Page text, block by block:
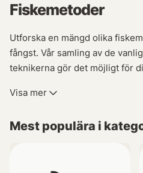
Fiskemetoder
Utforska en mängd olika
fångst. Vår samling av de
teknikerna gör det möjligt för
flugfiske, trolling eller ismete
och specialiserade metoder
Visa mer
Mest populära i